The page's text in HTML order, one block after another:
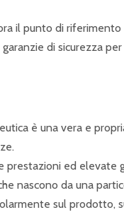
il punto di
di sicurezza
è una vera e
ed elevate
nascono da una
sul prodotto,